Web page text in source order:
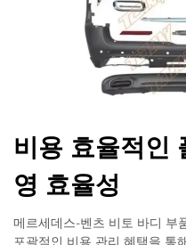
비용 효율적인
영 효율성
메르세데스-벤츠 비토 바디 부
포괄적인 비용 관리 혜택을 통